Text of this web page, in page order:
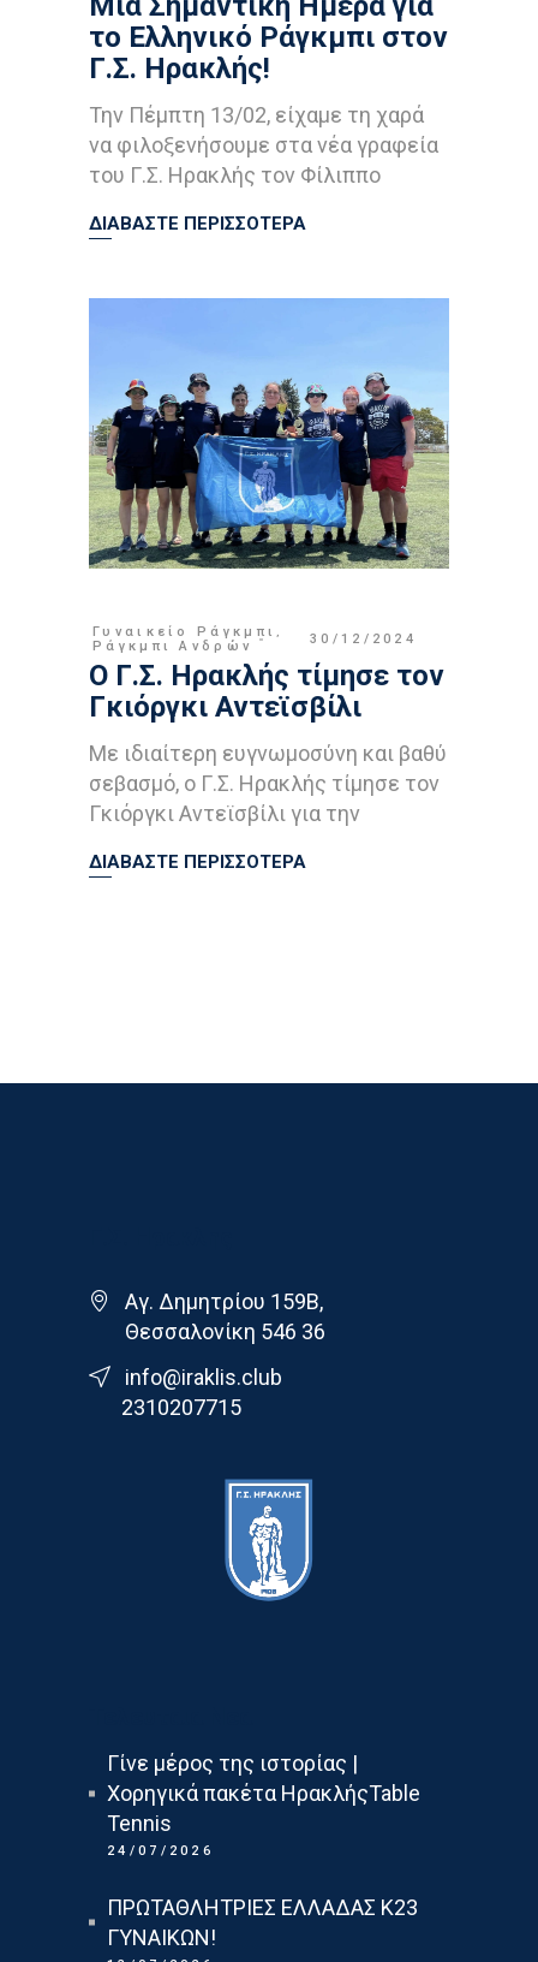
το Ελληνικό Ράγκμπι στον
Γ.Σ. Ηρακλής!
Την Πέμπτη 13/02, είχαμε τη χαρά
να φιλοξενήσουμε στα νέα γραφεία
του Γ.Σ. Ηρακλής τον Φίλιππο
ΔΙΑΒΑΣΤΕ ΠΕΡΙΣΣΟΤΕΡΑ
Γυναικείο Ράγκμπι ,
Ράγκμπι Ανδρών 30/12/2024
Ο Γ.Σ. Ηρακλής τίμησε τον
Γκιόργκι Αντεϊσβίλι
Με ιδιαίτερη ευγνωμοσύνη και βαθύ
σεβασμό, ο Γ.Σ. Ηρακλής τίμησε τον
Γκιόργκι Αντεϊσβίλι για την
ΔΙΑΒΑΣΤΕ ΠΕΡΙΣΣΟΤΕΡΑ
Αγ. Δημητρίου 159Β,
Θεσσαλονίκη 546 36
info@iraklis.club
2310207715
Γίνε μέρος της ιστορίας |
Χορηγικά πακέτα ΗρακλήςTable
Tennis
24/07/2026
ΠΡΩΤΑΘΛΗΤΡΙΕΣ ΕΛΛΑΔΑΣ Κ23
ΓΥΝΑΙΚΩΝ!